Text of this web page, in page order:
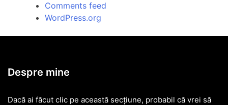
Comments feed
WordPress.org
Despre mine
Dacă ai făcut clic pe această secțiune, probabil că vrei să